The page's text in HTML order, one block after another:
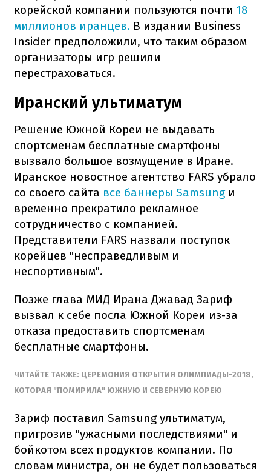
корейской компании пользуются почти 18
миллионов иранцев. В издании Business
Insider предположили, что таким образом
организаторы игр решили
перестраховаться.
Иранский ультиматум
Решение Южной Кореи не выдавать
спортсменам бесплатные смартфоны
вызвало большое возмущение в Иране.
Иранское новостное агентство FARS убрало
со своего сайта все баннеры Samsungи
временно прекратило рекламное
сотрудничество с компанией.
Представители FARS назвали поступок
корейцев "несправедливым и
неспортивным".
Позже глава МИД Ирана Джавад Зариф
вызвал к себе посла Южной Кореи из-за
отказа предоставить спортсменам
бесплатные смартфоны.
ЧИТАЙТЕ ТАКЖЕ: ЦЕРЕМОНИЯ ОТКРЫТИЯ ОЛИМПИАДЫ-2018,
КОТОРАЯ "ПОМИРИЛА" ЮЖНУЮ И СЕВЕРНУЮ КОРЕЮ
Зариф поставил Samsung ультиматум,
пригрозив "ужасными последствиями" и
бойкотом всех продуктов компании. По
словам министра, он не будет пользоваться